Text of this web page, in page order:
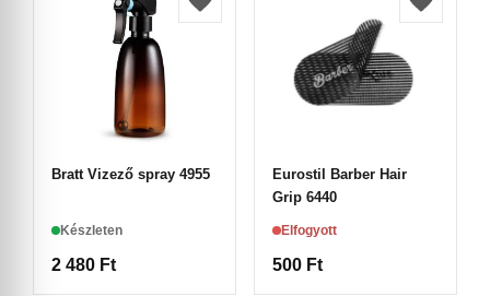
Bratt Vizező spray 4955
Készleten
2 480 Ft
Eurostil Barber Hair
Grip 6440
Elfogyott
500 Ft